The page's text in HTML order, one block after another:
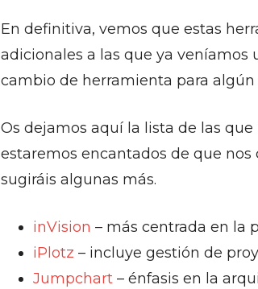
En definitiva, vemos que estas
adicionales a las que ya veníamos
cambio de herramienta para algún
Os dejamos aquí la lista de las
estaremos encantados de que
sugiráis algunas más.
inVision – más centrada en la
iPlotz – incluye gestión de
Jumpchart – énfasis en la